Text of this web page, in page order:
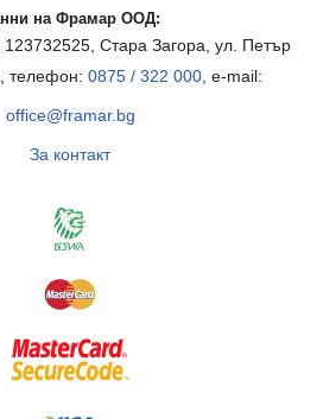
на Фрамар ООД:
Стара Загора, ул. Петър
телефон: 0875 / 322 000, e-mail:
office@framar.bg
За контакт